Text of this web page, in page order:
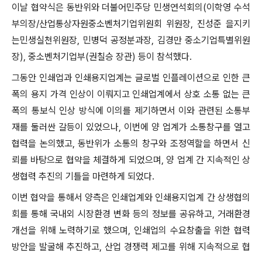
이날 협약식은 동반위와 더불어민주당 민생연석회의(이학영 수석
부의장/산업통상자원중소벤처기업위원회 위원장, 진성준 을지키
는민생실천위원장, 민병덕 공정분과장, 김경만 중소기업특별위원
장), 중소벤처기업부(권칠승 장관) 등이 참석했다.
그동안 인쇄업과 인쇄용지업계는 글로벌 인플레이션으로 인한 큰
폭의 용지 가격 인상이 이뤄지고 인쇄업계에서 상호 소통 없는 큰
폭의 통보식 인상 방식에 이의를 제기하면서 이와 관련된 소통부
재를 둘러싼 갈등이 있었으나, 이번에 양 업계가 소통창구를 열고
협력을 논의했고, 동반위가 소통의 창구와 조정역할을 하면서 신
뢰를 바탕으로 협약을 체결하게 되었으며, 양 업계 간 지속적인 상
생협력 추진의 기틀을 마련하게 되었다.
이번 협약을 통해서 양측은 인쇄업계와 인쇄용지업계 간 상생협의
회를 통해 국내외 시장환경 변화 등의 정보를 공유하고, 거래환경
개선을 위해 노력하기로 했으며, 인쇄업의 수요창출을 위한 협력
방안을 발굴해 추진하고, 산업 경쟁력 제고를 위해 지속적으로 협